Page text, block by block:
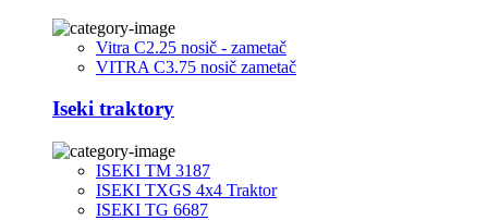
Vitra C2.25 nosič - zametač
VITRA C3.75 nosič zametač
Iseki traktory
ISEKI TM 3187
ISEKI TXGS 4x4 Traktor
ISEKI TG 6687